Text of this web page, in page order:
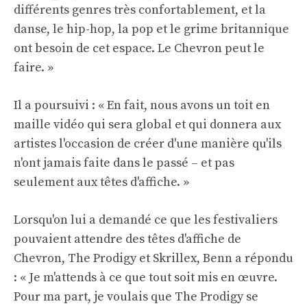
différents genres très confortablement, et la
danse, le hip-hop, la pop et le grime britannique
ont besoin de cet espace. Le Chevron peut le
faire. »
Il a poursuivi : « En fait, nous avons un toit en
maille vidéo qui sera global et qui donnera aux
artistes l'occasion de créer d'une manière qu'ils
n'ont jamais faite dans le passé – et pas
seulement aux têtes d'affiche. »
Lorsqu'on lui a demandé ce que les festivaliers
pouvaient attendre des têtes d'affiche de
Chevron, The Prodigy et Skrillex, Benn a répondu
: « Je m'attends à ce que tout soit mis en œuvre.
Pour ma part, je voulais que The Prodigy se